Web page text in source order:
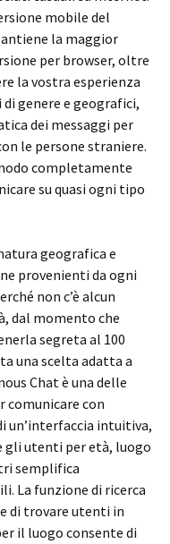
mobile del
la maggior
per browser, oltre
la vostra esperienza
genere e geografici,
dei messaggi per
le persone straniere.
completamente
su quasi ogni tipo
geografica e
provenienti da ogni
non c’è alcun
dal momento che
segreta al 100
una scelta adatta a
Chat è una delle
comunicare con
un’interfaccia intuitiva,
gli utenti per età, luogo
semplifica
La funzione di ricerca
di trovare utenti in
il luogo consente di